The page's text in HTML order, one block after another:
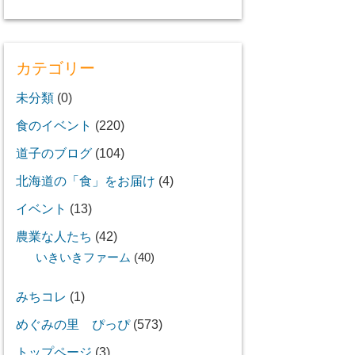
カテゴリー
未分類 (0)
食のイベント (220)
道子のブログ (104)
北海道の「食」をお届け (4)
イベント (13)
農業な人たち (42)
いきいきファーム (40)
みちコレ (1)
めぐみの里 ぴっぴ(573)
トップページ (3)